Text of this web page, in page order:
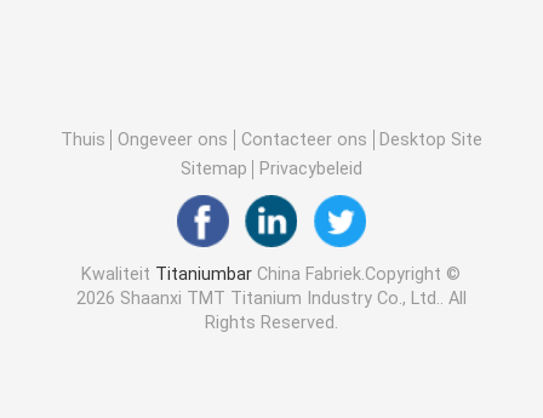
Thuis Ongeveer ons Contacteer ons
Desktop Site
Sitemap
Privacybeleid
Kwaliteit Titaniumbar China Fabriek.Copyright ©
2026 Shaanxi TMT Titanium Industry Co., Ltd.. All
Rights Reserved.